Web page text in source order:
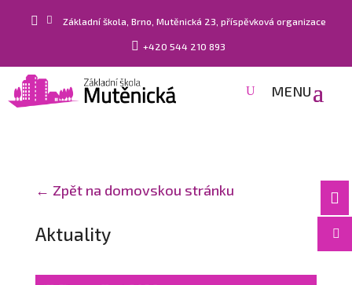
  Základní škola, Brno, Mutěnická 23, příspěvková organizace
 +420 544 210 893


← Zpět na domovskou stránku
Aktuality